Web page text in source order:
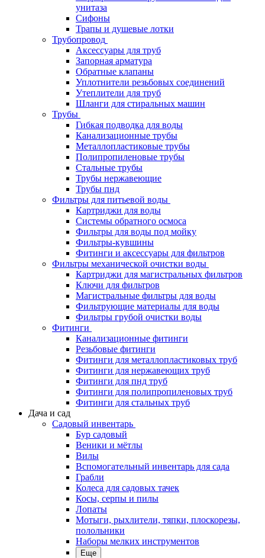
унитаза
Сифоны
Трапы и душевые лотки
Трубопровод
Аксессуары для труб
Запорная арматура
Обратные клапаны
Уплотнители резьбовых соединений
Утеплители для труб
Шланги для стиральных машин
Трубы
Гибкая подводка для воды
Канализационные трубы
Металлопластиковые трубы
Полипропиленовые трубы
Стальные трубы
Трубы нержавеющие
Трубы пнд
Фильтры для питьевой воды
Картриджи для воды
Системы обратного осмоса
Фильтры для воды под мойку
Фильтры-кувшины
Фитинги и аксессуары для фильтров
Фильтры механической очистки воды
Картриджи для магистральных фильтров
Ключи для фильтров
Магистральные фильтры для воды
Фильтрующие материалы для воды
Фильтры грубой очистки воды
Фитинги
Канализационные фитинги
Резьбовые фитинги
Фитинги для металлопластиковых труб
Фитинги для нержавеющих труб
Фитинги для пнд труб
Фитинги для полипропиленовых труб
Фитинги для стальных труб
Дача и сад
Садовый инвентарь
Бур садовый
Веники и мётлы
Вилы
Вспомогательный инвентарь для сада
Грабли
Колеса для садовых тачек
Косы, серпы и пилы
Лопаты
Мотыги, рыхлители, тяпки, плоскорезы,
полольники
Наборы мелких инструментов
Еще